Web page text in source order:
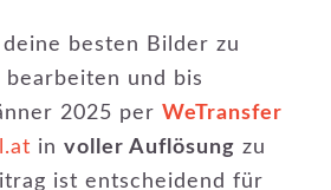
besten Bilder zu
und bis
2025 per WeTransfer
in voller Auflösung zu
ist entscheidend für